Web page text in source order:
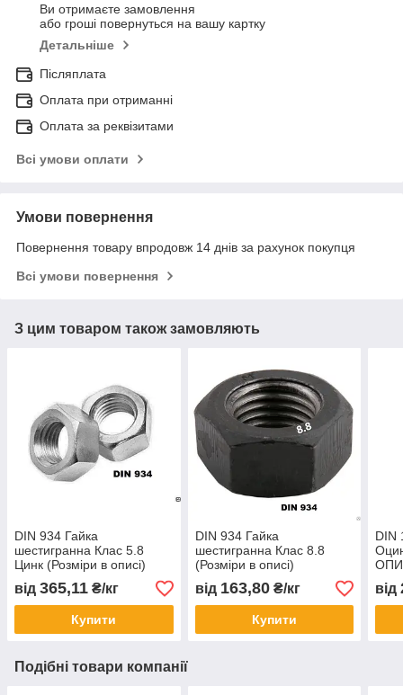
Ви отримаєте замовлення
або гроші повернуться на вашу картку
Детальніше
Післяплата
Оплата при отриманні
Оплата за реквізитами
Всі умови оплати
Умови повернення
Повернення товару впродовж 14 днів за рахунок покупця
Всі умови повернення
З цим товаром також замовляють
DIN 934 Гайка
шестигранна Клас 5.8
Цинк (Розміри в описі)
від 365,11 ₴/кг
Купити
DIN 934 Гайка
шестигранна Клас 8.8
(Розміри в описі)
від 163,80₴/кг
Купити
DIN
від
Подібні товари компанії